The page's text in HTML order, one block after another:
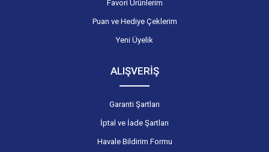
Favori Ürünlerim
Puan ve Hediye Çeklerim
Yeni Üyelik
ALIŞVERİŞ
Garanti Şartları
İptal ve İade Şartları
Havale Bildirim Formu